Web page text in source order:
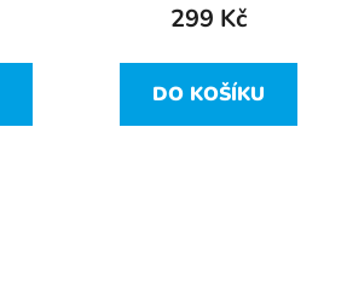
299 Kč
DO KOŠÍKU